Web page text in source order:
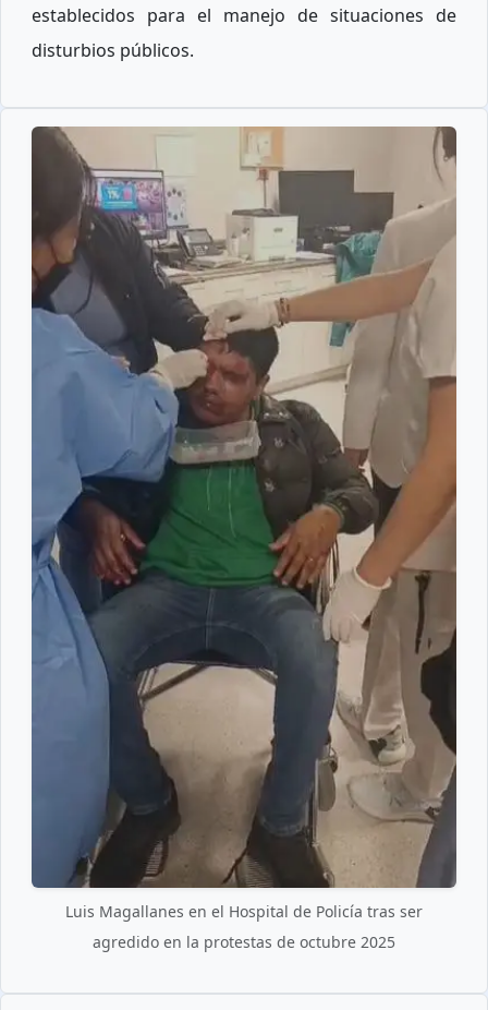
establecidos para el manejo de situaciones de
disturbios públicos.
Luis Magallanes en el Hospital de Policía tras ser
agredido en la protestas de octubre 2025